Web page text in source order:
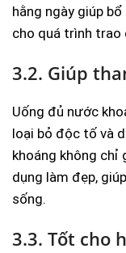
hằng ngày giúp
cho quá trình
3.2. Giúp
Uống đủ nước
loại bỏ độc tố và
khoáng không chỉ
dụng làm đẹp,
sống.
3.3. Tốt cho